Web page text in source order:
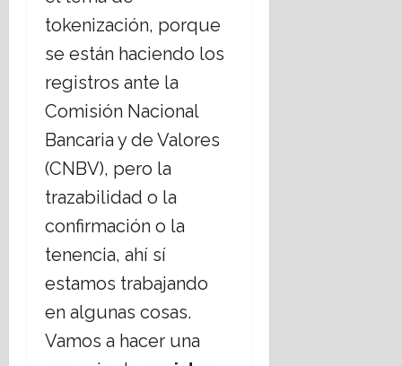
tokenización, porque
se están haciendo los
registros ante la
Comisión Nacional
Bancaria y de Valores
(CNBV), pero la
trazabilidad o la
confirmación o la
tenencia, ahí sí
estamos trabajando
en algunas cosas.
Vamos a hacer una